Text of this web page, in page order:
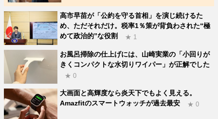
高市早苗が「公約を守る首相」を演じ続けるた
め、ただそれだけ。税率1％策が背負わされた“極
めて政治的”な役割
★ 1
お風呂掃除の仕上げには、山崎実業の「小回りが
きくコンパクトな水切りワイパー」が正解でした
★ 0
大画面と高輝度なら炎天下でもよく見える。
Amazfitのスマートウォッチが過去最安
★ 0